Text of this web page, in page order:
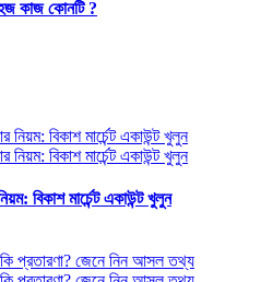
কাজ কোনটি ?
বিকাশ মার্চেন্ট একাউন্ট খুলুন